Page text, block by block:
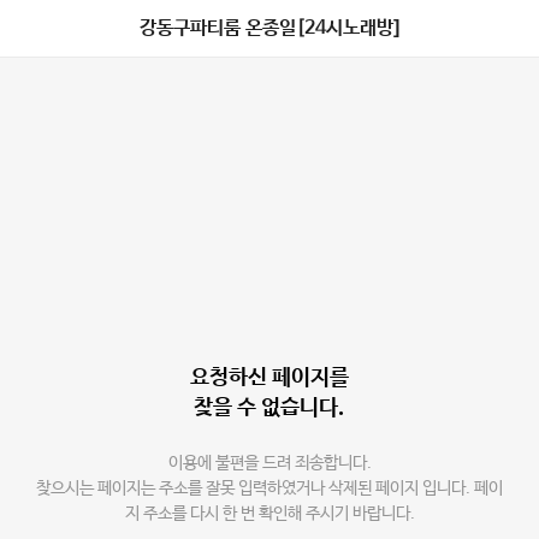
강동구파티룸 온종일[24시노래방]
요청하신 페이지를
찾을 수 없습니다.
이용에 불편을 드려 죄송합니다.
찾으시는 페이지는 주소를 잘못 입력하였거나 삭제된 페이지 입니다. 페이
지 주소를 다시 한 번 확인해 주시기 바랍니다.